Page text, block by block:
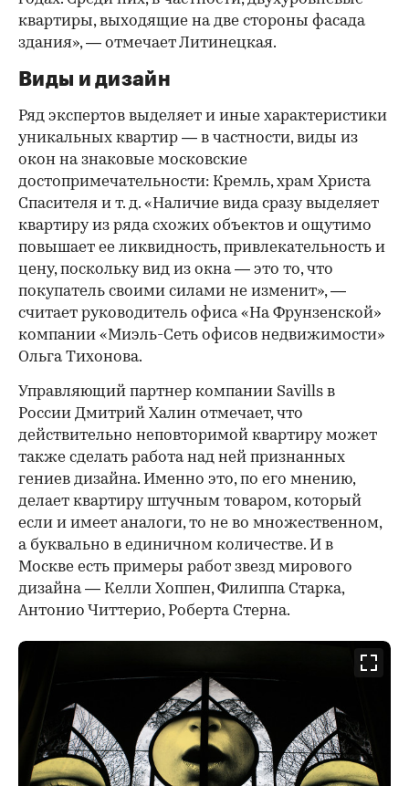
квартиры, выходящие на две стороны фасада
здания», — отмечает Литинецкая.
Виды и дизайн
Ряд экспертов выделяет и иные характеристики
уникальных квартир — в частности, виды из
окон на знаковые московские
достопримечательности: Кремль, храм Христа
Спасителя и т. д. «Наличие вида сразу выделяет
квартиру из ряда схожих объектов и ощутимо
повышает ее ликвидность, привлекательность и
цену, поскольку вид из окна — это то, что
покупатель своими силами не изменит», —
считает руководитель офиса «На Фрунзенской»
компании «Миэль-Сеть офисов недвижимости»
Ольга Тихонова.
Управляющий партнер компании Savills в
России Дмитрий Халин отмечает, что
действительно неповторимой квартиру может
также сделать работа над ней признанных
гениев дизайна. Именно это, по его мнению,
делает квартиру штучным товаром, который
если и имеет аналоги, то не во множественном,
а буквально в единичном количестве. И в
Москве есть примеры работ звезд мирового
дизайна — Келли Хоппен, Филиппа Старка,
Антонио Читтерио, Роберта Стерна.